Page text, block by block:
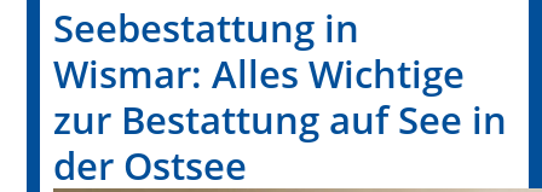
Seebestattung in
Wismar: Alles Wichtige
zur Bestattung auf See in
der Ostsee